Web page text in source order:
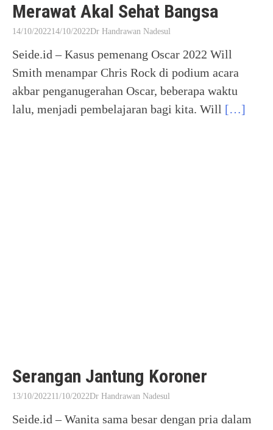
Merawat Akal Sehat Bangsa
14/10/202214/10/2022Dr Handrawan Nadesul
Seide.id – Kasus pemenang Oscar 2022 Will
Smith menampar Chris Rock di podium acara
akbar penganugerahan Oscar, beberapa waktu
lalu, menjadi pembelajaran bagi kita. Will […]
Serangan Jantung Koroner
13/10/202211/10/2022Dr Handrawan Nadesul
Seide.id – Wanita sama besar dengan pria dalam